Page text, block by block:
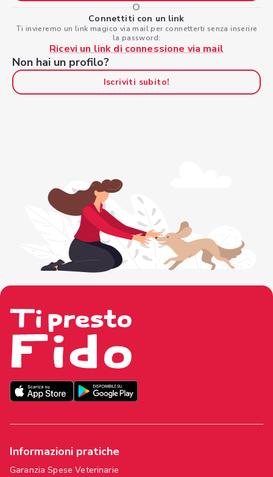
O
Connettiti con un link
Ti invieremo un link magico via mail per connetterti senza inserire
la password:
Ricevi un link di connessione via mail
Non hai un profilo?
Iscriviti subito!
Informazioni pratiche
Garanzia Spese Veterinarie